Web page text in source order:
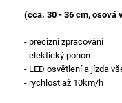
(cca. 30 - 36 cm, osová
- precizní zpracování
- elektický pohon
- LED osvětlení a jízda
- rychlost až 10km/h